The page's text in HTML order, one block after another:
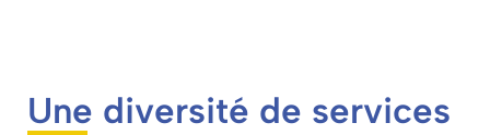
Une diversité de services